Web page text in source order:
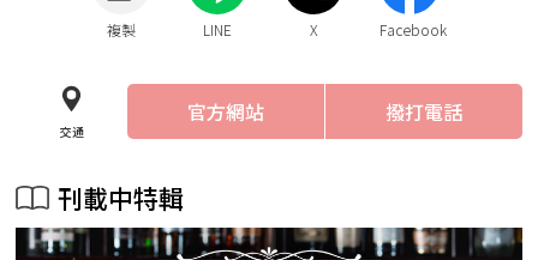
複製 LINE X Facebook
交通
官方網站 撥打電話
刊載中特輯